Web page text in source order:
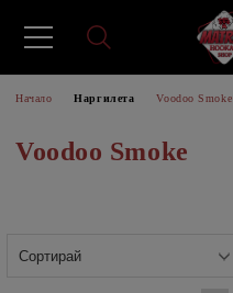
Начало Наргилета Voodoo Smoke
Voodoo Smoke